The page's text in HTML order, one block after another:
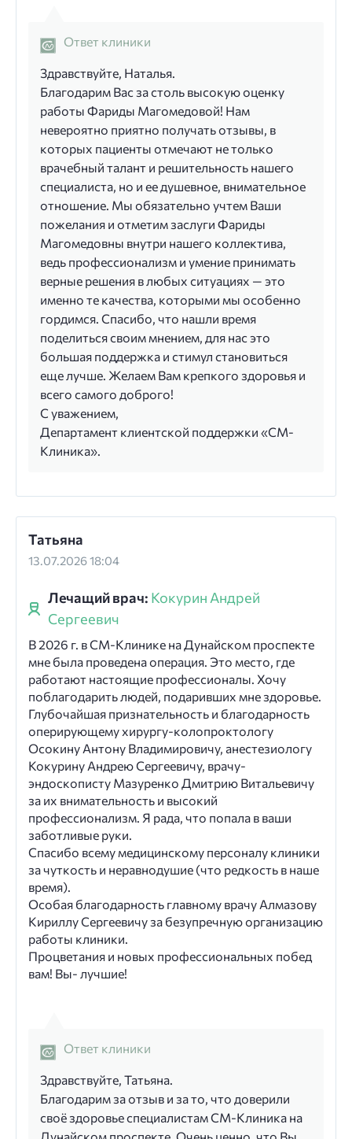
Ответ клиники
Здравствуйте, Наталья.
Благодарим Вас за столь высокую оценку
работы Фариды Магомедовой! Нам
невероятно приятно получать отзывы, в
которых пациенты отмечают не только
врачебный талант и решительность нашего
специалиста, но и ее душевное, внимательное
отношение. Мы обязательно учтем Ваши
пожелания и отметим заслуги Фариды
Магомедовны внутри нашего коллектива,
ведь профессионализм и умение принимать
верные решения в любых ситуациях — это
именно те качества, которыми мы особенно
гордимся. Спасибо, что нашли время
поделиться своим мнением, для нас это
большая поддержка и стимул становиться
еще лучше. Желаем Вам крепкого здоровья и
всего самого доброго!
С уважением,
Департамент клиентской поддержки «СМ-
Клиника».
Татьяна
13.07.2026 18:04
Лечащий врач: Кокурин Андрей
Сергеевич
В 2026 г. в СМ-Клинике на Дунайском проспекте
мне была проведена операция. Это место, где
работают настоящие профессионалы. Хочу
поблагодарить людей, подаривших мне здоровье.
Глубочайшая признательность и благодарность
оперирующему хирургу-колопроктологу
Осокину Антону Владимировичу, анестезиологу
Кокурину Андрею Сергеевичу, врачу-
эндоскописту Мазуренко Дмитрию Витальевичу
за их внимательность и высокий
профессионализм. Я рада, что попала в ваши
заботливые руки.
Спасибо всему медицинскому персоналу клиники
за чуткость и неравнодушие (что редкость в наше
время).
Особая благодарность главному врачу Алмазову
Кириллу Сергеевичу за безупречную организацию
работы клиники.
Процветания и новых профессиональных побед
вам! Вы- лучшие!
Ответ клиники
Здравствуйте, Татьяна.
Благодарим за отзыв и за то, что доверили
своё здоровье специалистам СМ‑Клиника на